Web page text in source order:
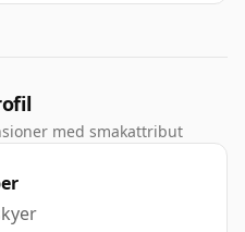
med smakattribut